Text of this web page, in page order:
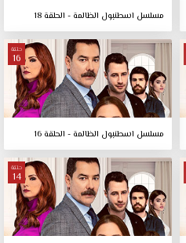
مسلسل اسطنبول الظالمة - الحلقة 18
حلقة
16
مسلسل اسطنبول الظالمة - الحلقة 16
حلقة
14